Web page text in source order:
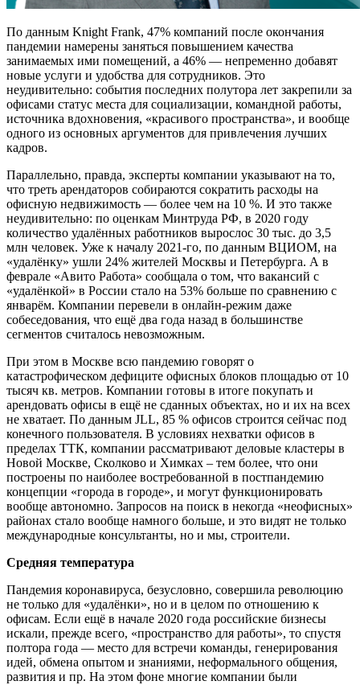
По данным Knight Frank, 47% компаний после окончания
пандемии намерены заняться повышением качества
занимаемых ими помещений, а 46% — непременно добавят
новые услуги и удобства для сотрудников. Это
неудивительно: события последних полутора лет закрепили за
офисами статус места для социализации, командной работы,
источника вдохновения, «красивого пространства», и вообще
одного из основных аргументов для привлечения лучших
кадров.
Параллельно, правда, эксперты компании указывают на то,
что треть арендаторов собираются сократить расходы на
офисную недвижимость — более чем на 10 %. И это также
неудивительно: по оценкам Минтруда РФ, в 2020 году
количество удалённых работников вырослос 30 тыс. до 3,5
млн человек. Уже к началу 2021-го, по данным ВЦИОМ, на
«удалёнку» ушли 24% жителей Москвы и Петербурга. А в
феврале «Авито Работа» сообщала о том, что вакансий с
«удалёнкой» в России стало на 53% больше по сравнению с
январём. Компании перевели в онлайн-режим даже
собеседования, что ещё два года назад в большинстве
сегментов считалось невозможным.
При этом в Москве всю пандемию говорят о
катастрофическом дефиците офисных блоков площадью от 10
тысяч кв. метров. Компании готовы в итоге покупать и
арендовать офисы в ещё не сданных объектах, но и их на всех
не хватает. По данным JLL, 85 % офисов строится сейчас под
конечного пользователя. В условиях нехватки офисов в
пределах ТТК, компании рассматривают деловые кластеры в
Новой Москве, Сколково и Химках – тем более, что они
построены по наиболее востребованной в постпандемию
концепции «города в городе», и могут функционировать
вообще автономно. Запросов на поиск в некогда «неофисных»
районах стало вообще намного больше, и это видят не только
международные консультанты, но и мы, строители.
Средняя температура
Пандемия коронавируса, безусловно, совершила революцию
не только для «удалёнки», но и в целом по отношению к
офисам. Если ещё в начале 2020 года российские бизнесы
искали, прежде всего, «пространство для работы», то спустя
полтора года — место для встречи команды, генерирования
идей, обмена опытом и знаниями, неформального общения,
развития и пр. На этом фоне многие компании были